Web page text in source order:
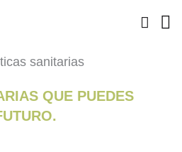
QUE PUEDES